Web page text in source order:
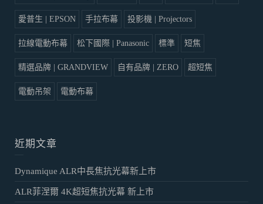
愛普生 | EPSON 手拉布幕 投影機 | Projectors
拉線電動布幕 松下國際 | Panasonic 標準 短焦
精選品牌 | GRANDVIEW 自有品牌 | ZERO 超短焦
電動吊架 電動布幕
近期文章
Dynamique ALR中長焦抗光幕新上市
ALR菲涅爾 4K超短焦抗光幕 新上市